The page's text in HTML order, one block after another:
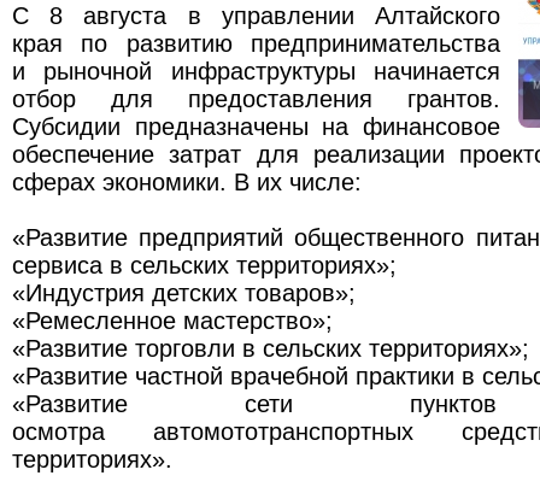
С 8 августа в управлении Алтайского
края по развитию предпринимательства
и рыночной инфраструктуры начинается
отбор для предоставления грантов.
Субсидии предназначены на финансовое
обеспечение затрат для реализации
сферах экономики. В их числе:
«Развитие предприятий общественного
сервиса в сельских территориях»;
«Индустрия детских товаров»;
«Ремесленное мастерство»;
«Развитие торговли в сельских территориях»;
«Развитие частной врачебной практики в
«Развитие сети пунктов
осмотра автомототранспортных
территориях».